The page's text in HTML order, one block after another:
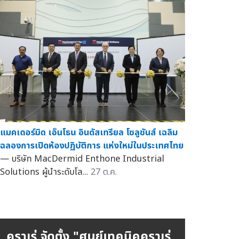
แมคเดอร์มิด เอ็นโธน อินดัสเทรียล โซลูชันส์ เฉลิม
ฉลองการเปิดห้องปฏิบัติการ แห่งใหม่ในประเทศไทย
— บริษัท MacDermid Enthone Industrial
Solutions ผู้นำระดับโล... 27 ต.ค.